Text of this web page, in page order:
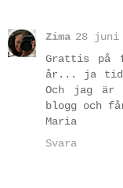
Zima 28 juni
Grattis på
år... ja
Och jag
blogg och
Maria
Svara